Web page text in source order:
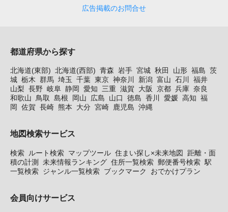
広告掲載のお問合せ
都道府県から探す
北海道(東部) 北海道(西部) 青森 岩手 宮城 秋田 山形 福島 茨
城 栃木 群馬 埼玉 千葉 東京 神奈川 新潟 富山 石川
福井
山梨 長野 岐阜 静岡 愛知 三重 滋賀 大阪 京都 兵庫 奈良
和歌山
鳥取 島根 岡山 広島 山口 徳島 香川 愛媛 高知 福
岡
佐賀 長崎 熊本 大分 宮崎 鹿児島 沖縄
地図検索サービス
検索 ルート検索 マップツール 住まい探し×未来地図
距離・面
積の計測
未来情報ランキング 住所一覧検索 郵便番号検索 駅
一覧検索 ジャンル一覧検索 ブックマーク おでかけプラン
会員向けサービス